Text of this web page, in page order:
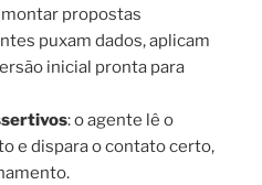
montar propostas
puxam dados, aplicam
inicial pronta para
: o agente lê o
e dispara o contato certo,